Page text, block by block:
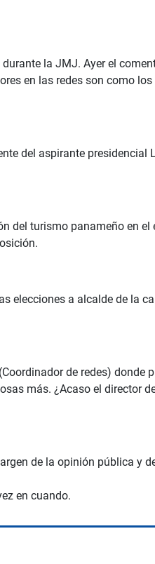
la JMJ. Ayer el
en las redes son como
del aspirante presidencial
del turismo panameño en el
elecciones a alcalde de la
de redes) donde
más. ¿Acaso el director
de la opinión pública y
en cuando.